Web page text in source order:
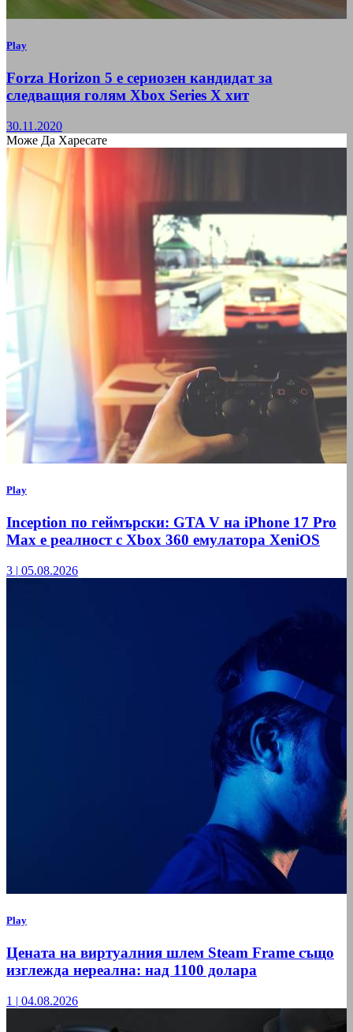
Play
Forza Horizon 5 е сериозен кандидат за
следващия голям Xbox Series X хит
30.11.2020
Може Да Харесате
Play
Inception по геймърски: GTA V на iPhone 17 Pro
Max е реалност с Xbox 360 емулатора XeniOS
3 | 05.08.2026
Play
Цената на виртуалния шлем Steam Frame също
изглежда нереална: над 1100 долара
1 | 04.08.2026